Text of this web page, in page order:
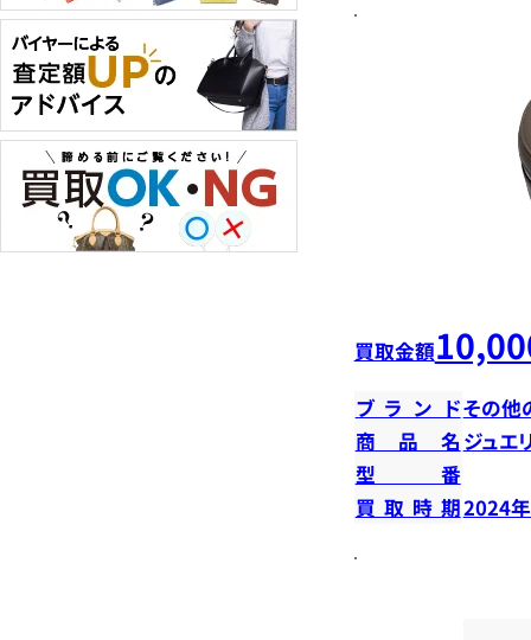
買取金額
ブランドその他
商品名 ジュエ
型番
買取時期2024